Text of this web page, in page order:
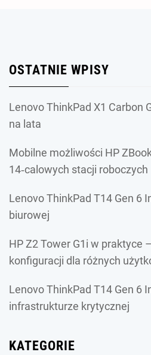
OSTATNIE WPISY
Lenovo ThinkPad X1 Carbon
na lata
Mobilne możliwości HP
14‑calowych stacji roboczych
Lenovo ThinkPad T14 Gen 6
biurowej
HP Z2 Tower G1i w praktyce
konfiguracji dla różnych
Lenovo ThinkPad T14 Gen 6
infrastrukturze krytycznej
KATEGORIE